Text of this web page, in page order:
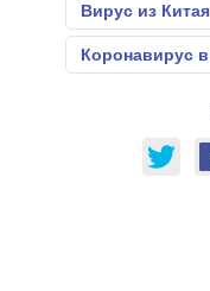
Вирус из Китая
Коронавирус